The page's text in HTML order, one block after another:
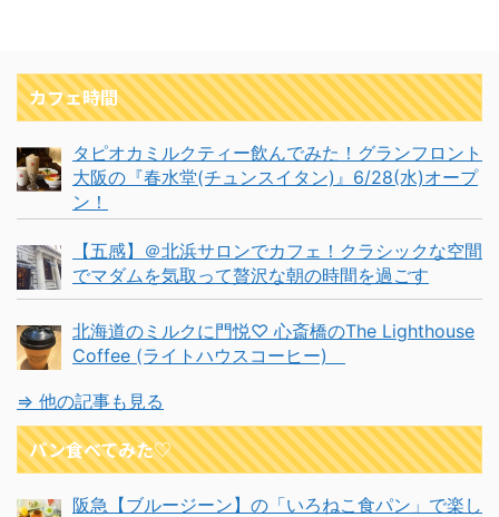
カフェ時間
タピオカミルクティー飲んでみた！グランフロント
大阪の『春水堂(チュンスイタン)』6/28(水)オープ
ン！
【五感】＠北浜サロンでカフェ！クラシックな空間
でマダムを気取って贅沢な朝の時間を過ごす
北海道のミルクに門悦♡ 心斎橋のThe Lighthouse
Coffee (ライトハウスコーヒー)
⇒ 他の記事も見る
パン食べてみた♡
阪急【ブルージーン】の「いろねこ食パン」で楽し